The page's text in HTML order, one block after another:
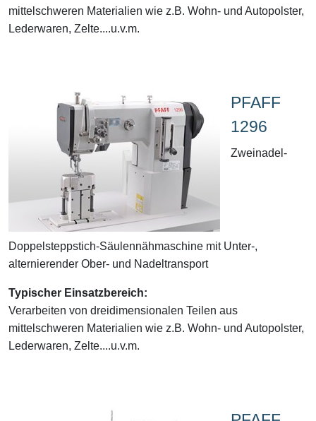
mittelschweren Materialien wie z.B. Wohn- und Autopolster,
Lederwaren, Zelte....u.v.m.
PFAFF
1296
Zweinadel-
Doppelsteppstich-Säulennähmaschine mit Unter-,
alternierender Ober- und Nadeltransport
Typischer Einsatzbereich:
Verarbeiten von dreidimensionalen Teilen aus
mittelschweren Materialien wie z.B. Wohn- und Autopolster,
Lederwaren, Zelte....u.v.m.